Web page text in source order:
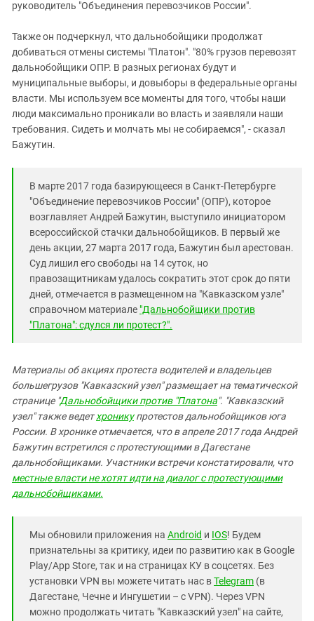
руководитель "Объединения перевозчиков России".
Также он подчеркнул, что дальнобойщики продолжат
добиваться отмены системы "Платон". "80% грузов перевозят
дальнобойщики ОПР. В разных регионах будут и
муниципальные выборы, и довыборы в федеральные органы
власти. Мы используем все моменты для того, чтобы наши
люди максимально проникали во власть и заявляли наши
требования. Сидеть и молчать мы не собираемся", - сказал
Бажутин.
В марте 2017 года базирующееся в Санкт-Петербурге
"Объединение перевозчиков России" (ОПР), которое
возглавляет Андрей Бажутин, выступило инициатором
всероссийской стачки дальнобойщиков. В первый же
день акции, 27 марта 2017 года, Бажутин был арестован.
Суд лишил его свободы на 14 суток, но
правозащитникам удалось сократить этот срок до пяти
дней, отмечается в размещенном на "Кавказском узле"
справочном материале "Дальнобойщики против
"Платона": сдулся ли протест?".
Материалы об акциях протеста водителей и владельцев
большегрузов "Кавказский узел" размещает на тематической
странице "Дальнобойщики против "Платона". "Кавказский
узел" также ведетхроникупротестов дальнобойщиков юга
России. В хронике отмечается, что в апреле 2017 года Андрей
Бажутин встретился с протестующими в Дагестане
дальнобойщиками. Участники встречи констатировали, что
местные власти не хотят идти на диалог с протестующими
дальнобойщиками.
Мы обновили приложения на Android и IOS! Будем
признательны за критику, идеи по развитию как в Google
Play/App Store, так и на страницах КУ в соцсетях. Без
установки VPN вы можете читать нас вTelegram (в
Дагестане, Чечне и Ингушетии – с VPN). Через VPN
можно продолжать читать "Кавказский узел" на сайте,